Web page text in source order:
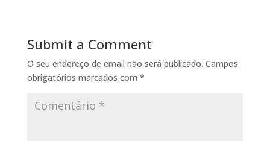
Submit a Comment
O seu endereço de email não será publicado. Campos
obrigatórios marcados com *